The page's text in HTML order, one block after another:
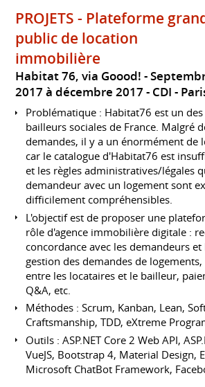
PROJETS - Plateforme
public de location
immobilière
Habitat 76, via Goood!
2017 à décembre 2017 CDI
Problématique : Habitat76 est un
bailleurs sociales de France. Malgré
demandes, il y a un énormément de
car le catalogue d'Habitat76 est
et les règles administratives/légales
demandeur avec un logement sont
difficilement compréhensibles.
L'objectif est de proposer une
rôle d'agence immobilière digitale :
concordance avec les demandeurs
gestion des demandes de logements,
entre les locataires et le bailleur,
Q&A, etc.
Méthodes : Scrum, Kanban, Lean,
Craftsmanship, TDD, eXtreme
Outils : ASP.NET Core 2 Web API,
VueJS, Bootstrap 4, Material Design,
Microsoft ChatBot Framework,